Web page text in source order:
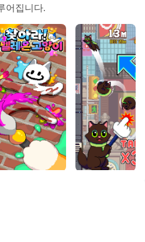
을 피하고 목표 지점까지 도
도와 장애물이 존재하여, 도
캐릭터를 강화하고, 보너스
어와 점수를 비교하며 경쟁
어집니다.